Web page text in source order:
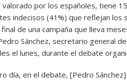
por los españoles, tiene
indecisos (41%) que reflejan los
final de una campaña que lleva
Sánchez, secretario general
el lunes, durante el debate
día, en el debate, [Pedro